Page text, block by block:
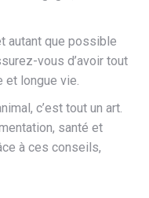
autant que possible
vous d’avoir tout
et longue vie.
c’est tout un art.
santé et
à ces conseils,